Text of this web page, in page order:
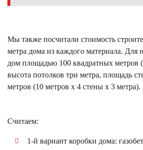
Мы также посчитали стоимость
метра дома из каждого материала. Для
дом площадью 100 квадратных метров
высота потолков три метра, площадь
метров (10 метров х 4 стены х 3 метра).
Считаем:
1-й вариант коробки дома: